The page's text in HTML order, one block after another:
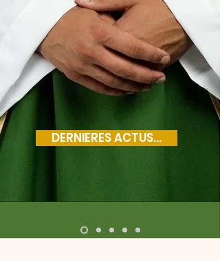
DERNIERES ACTUS...